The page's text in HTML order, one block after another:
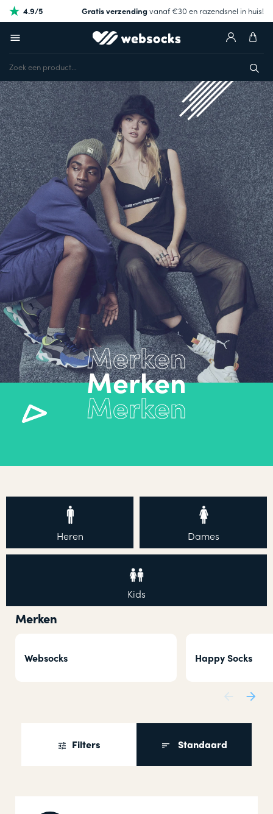
4.9/5 Gratis verzendingvanaf €30 en razendsnel in huis!
Merken
Heren Dames
Kids
Merken
Websocks Happy Socks
Filters Standaard